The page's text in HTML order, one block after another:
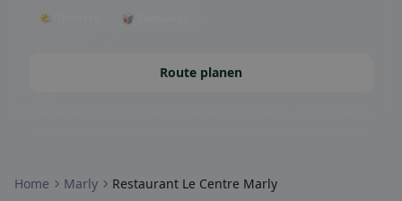
🌤 Terrasse 🥡 Takeaway
Route planen
Home Marly Restaurant Le Centre Marly